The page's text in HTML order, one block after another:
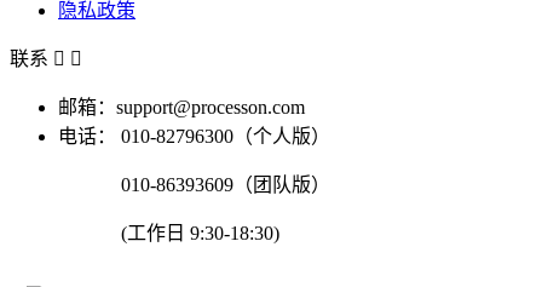
隐私政策
联系  
邮箱：support@processon.com
电话：
010-82796300（个人版）
010-86393609（团队版）
(工作日 9:30-18:30)